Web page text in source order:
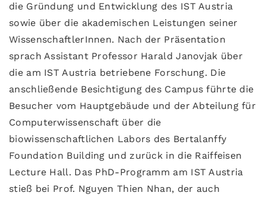
die Gründung und Entwicklung des IST Austria
sowie über die akademischen Leistungen seiner
WissenschaftlerInnen. Nach der Präsentation
sprach Assistant Professor Harald Janovjak über
die am IST Austria betriebene Forschung. Die
anschließende Besichtigung des Campus führte die
Besucher vom Hauptgebäude und der Abteilung für
Computerwissenschaft über die
biowissenschaftlichen Labors des Bertalanffy
Foundation Building und zurück in die Raiffeisen
Lecture Hall. Das PhD-Programm am IST Austria
stieß bei Prof. Nguyen Thien Nhan, der auch